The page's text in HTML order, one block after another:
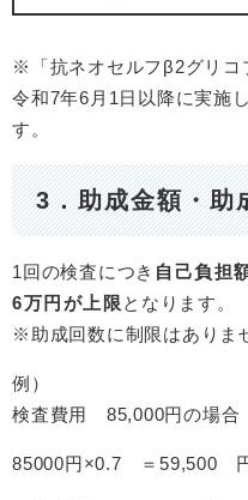
※「抗ネオセルフβ2グリコ
令和7年6月1日以降に実施
す。
3．助成金額・助
1回の検査につき 自己負担
6万円が上限 となります。
※助成回数に制限はありま
例）
検査費用 85,000円の場合
85000円×0.7 ＝59,500